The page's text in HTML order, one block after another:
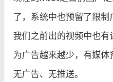
了，系统中也预留了限制
我们之前出的视频中也
为广告越来越少，有媒
无广告、无推送。